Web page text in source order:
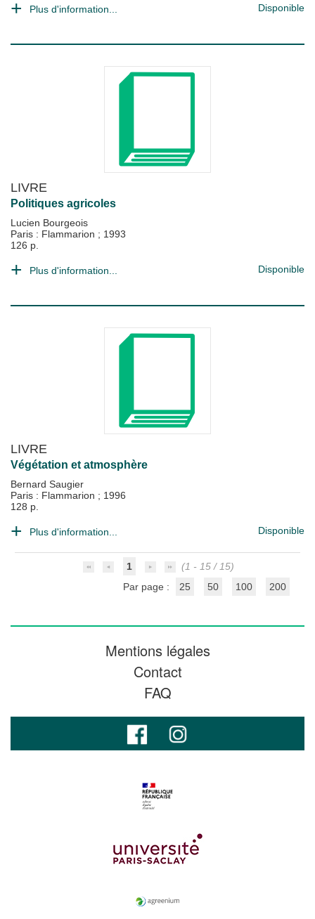
Plus d'information... Disponible
LIVRE
Politiques agricoles
Lucien Bourgeois
Paris : Flammarion ; 1993
126 p.
Plus d'information... Disponible
LIVRE
Végétation et atmosphère
Bernard Saugier
Paris : Flammarion ; 1996
128 p.
Plus d'information... Disponible
1
(1 - 15 / 15)
Par page :
25 50 100 200
Mentions légales
Contact
FAQ